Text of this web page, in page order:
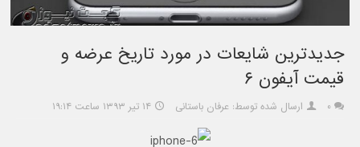
جديدترين شايعات در مورد تاريخ عرضه و
قيمت آيفون ۶
۰ ارسال شده توسط: عرفان باستانی ۱۴ تیر ۱۳۹۳ ساعت ۱۹:۱۴